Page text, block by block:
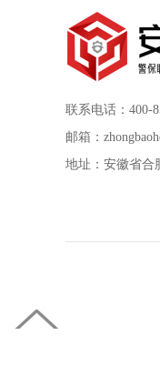
联系电话：400-
邮箱：
地址：安徽省合